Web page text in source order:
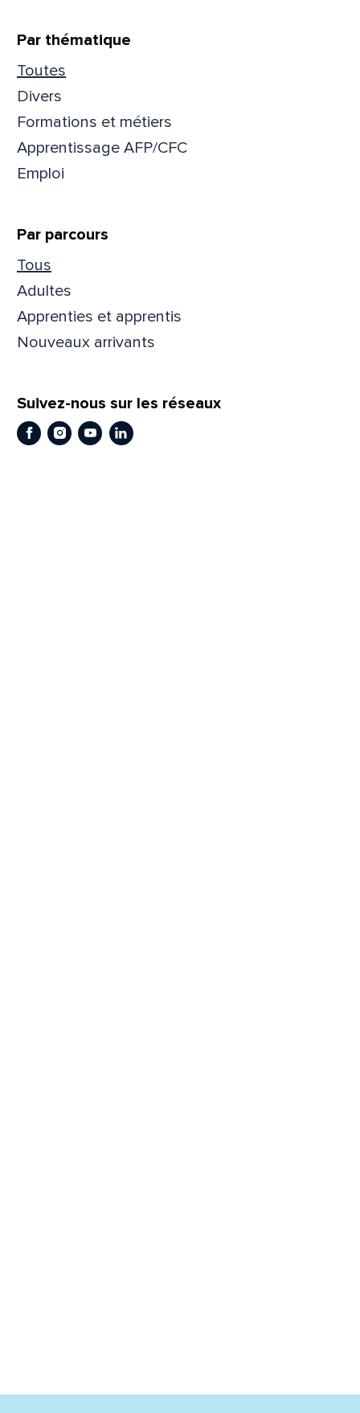
Par thématique
Toutes
Divers
Formations et métiers
Apprentissage AFP/CFC
Emploi
Par parcours
Tous
Adultes
Apprenties et apprentis
Nouveaux arrivants
Suivez-nous sur les réseaux
Facebook
Instagram
YoutubeLinkedIn